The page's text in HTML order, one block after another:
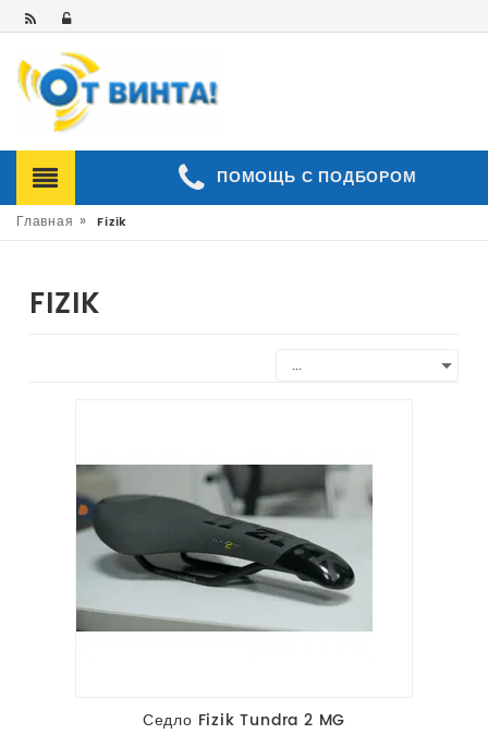
ПОМОЩЬ С ПОДБОРОМ
Главная » Fizik
FIZIK
Седло Fizik Tundra 2 MG